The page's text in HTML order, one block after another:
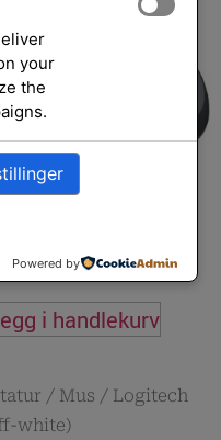
M110 Silent Mus
eksl. mva.
i handlekurv
/ Mus / Logitech
white)
your
the
Powered by